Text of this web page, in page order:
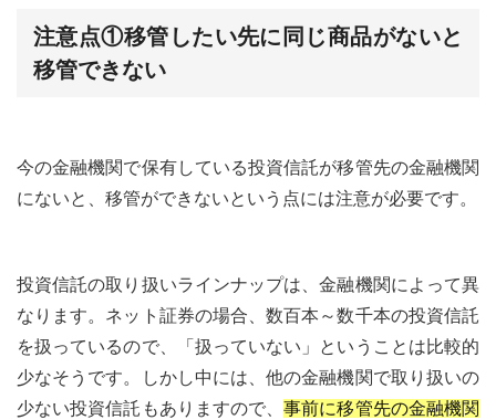
注意点①移管したい先に同じ商品がないと
移管できない
今の金融機関で保有している投資信託が移管先の金融機関
にないと、移管ができないという点には注意が必要です。
投資信託の取り扱いラインナップは、金融機関によって異
なります。ネット証券の場合、数百本～数千本の投資信託
を扱っているので、「扱っていない」ということは比較的
少なそうです。しかし中には、他の金融機関で取り扱いの
少ない投資信託もありますので、事前に移管先の金融機関